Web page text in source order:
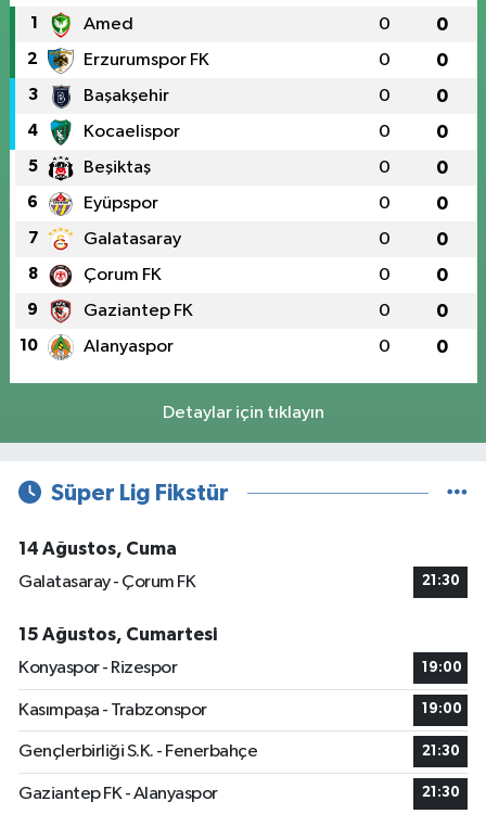
1 Amed 0 0
2 Erzurumspor FK 0 0
3 Başakşehir 0 0
4 Kocaelispor 0 0
5 Beşiktaş 0 0
6 Eyüpspor 0 0
7 Galatasaray 0 0
8 Çorum FK 0 0
9 Gaziantep FK 0 0
10 Alanyaspor 0 0
Detaylar için tıklayın
Süper Lig Fikstür
14 Ağustos, Cuma
Galatasaray - Çorum FK
21:30
15 Ağustos, Cumartesi
Konyaspor - Rizespor
19:00
Kasımpaşa - Trabzonspor 19:00
Gençlerbirliği S.K. - Fenerbahçe 21:30
Gaziantep FK - Alanyaspor 21:30